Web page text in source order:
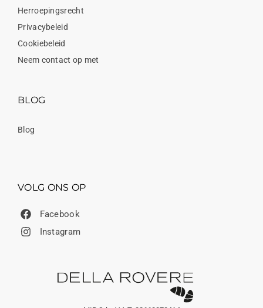
Herroepingsrecht
Privacybeleid
Cookiebeleid
Neem contact op met
BLOG
Blog
VOLG ONS OP
Facebook
Instagram